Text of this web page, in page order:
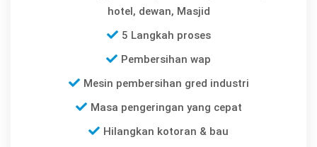
hotel, dewan, Masjid
5 Langkah proses
Pembersihan wap
Mesin pembersihan gred industri
Masa pengeringan yang cepat
Hilangkan kotoran & bau